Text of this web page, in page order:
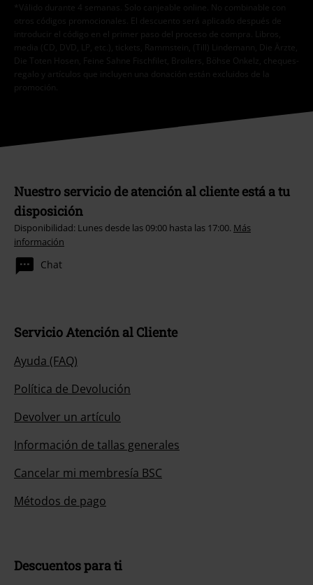
*Válido durante 4 semanas. Solo canjeable online. No combinable con
otros códigos promocionales. El descuento será aplicado después de
introducir el código en el primer paso del proceso de compra. Libros,
media (CD, DVD, LP, etc.), tickets, Rammstein, (Till) Lindemann, Die Ärzte,
Die Toten Hosen, Feine Sahne Fischfilet, Broilers, Böhse Onkelz, cheques-
regalo y artículos que incluyen una donación están excluidos de la
promoción.
Nuestro servicio de atención al cliente está a tu
disposición
Disponibilidad: Lunes desde las 09:00 hasta las 17:00. Más
información
Chat
Servicio Atención al Cliente
Ayuda (FAQ)
Política de Devolución
Devolver un artículo
Información de tallas generales
Cancelar mi membresía BSC
Métodos de pago
Descuentos para ti